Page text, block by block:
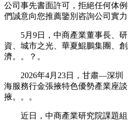
公司事先書面許可，拒絕任何体
們誠意向您推薦鑒別咨詢公司實力
5月9日，中商產業董事長、研
資、城市之光、華夏鯤鵬集團、
濟。。？。
2026年4月23日，甘肅—深圳
海服務行金張掖特色優勢產業座
掖。。。
近日，中商產業研究院課題組